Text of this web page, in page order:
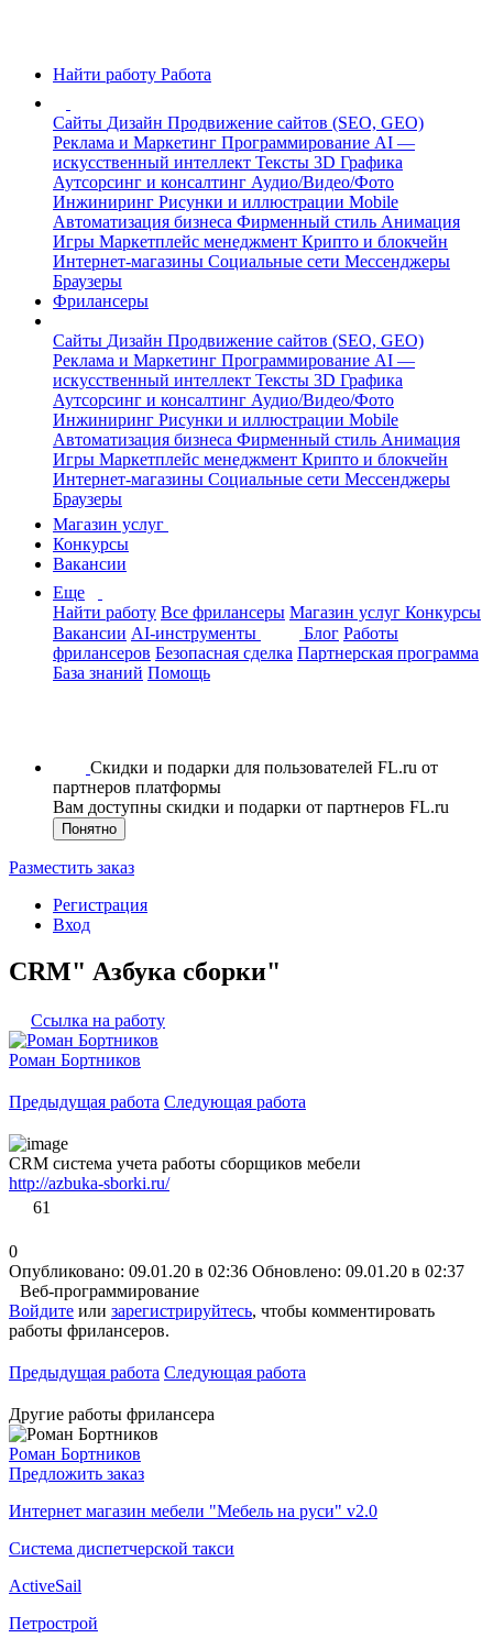
Найти работу Работа
Сайты Дизайн Продвижение сайтов (SEO, GEO)
Реклама и Маркетинг Программирование AI —
искусственный интеллект Тексты 3D Графика
Аутсорсинг и консалтинг Аудио/Видео/Фото
Инжиниринг Рисунки и иллюстрации Mobile
Автоматизация бизнеса Фирменный стиль Анимация
Игры Маркетплейс менеджмент Крипто и блокчейн
Интернет-магазины Социальные сети Мессенджеры
Браузеры
Фрилансеры
Сайты Дизайн Продвижение сайтов (SEO, GEO)
Реклама и Маркетинг Программирование AI —
искусственный интеллект Тексты 3D Графика
Аутсорсинг и консалтинг Аудио/Видео/Фото
Инжиниринг Рисунки и иллюстрации Mobile
Автоматизация бизнеса Фирменный стиль Анимация
Игры Маркетплейс менеджмент Крипто и блокчейн
Интернет-магазины Социальные сети Мессенджеры
Браузеры
Магазин услуг
Конкурсы
Вакансии
Еще
Найти работу Все фрилансеры Магазин услуг Конкурсы
Вакансии AI-инструменты Блог Работы
фрилансеров Безопасная сделка Партнерская программа
База знаний Помощь
Скидки и подарки для пользователей FL.ru от
партнеров платформы
Вам доступны скидки и подарки от партнеров FL.ru
Понятно
Разместить заказ
Регистрация
Вход
CRM" Азбука сборки"
Ссылка на работу
Роман Бортников
Предыдущая работа Следующая работа
CRM система учета работы сборщиков мебели
http://azbuka-sborki.ru/
61
0
Опубликовано: 09.01.20 в 02:36 Обновлено: 09.01.20 в 02:37
Веб-программирование
Войдите или зарегистрируйтесь, чтобы комментировать
работы фрилансеров.
Предыдущая работа Следующая работа
Другие работы фрилансера
Роман Бортников
Предложить заказ
Интернет магазин мебели "Мебель на руси" v2.0
Система диспетчерской такси
ActiveSail
Петрострой